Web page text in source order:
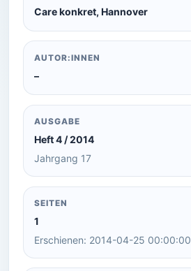
Care konkret, Hannover
AUTOR:INNEN
–
AUSGABE
Heft 4 / 2014
Jahrgang 17
SEITEN
1
Erschienen: 2014-04-25 00:00:00